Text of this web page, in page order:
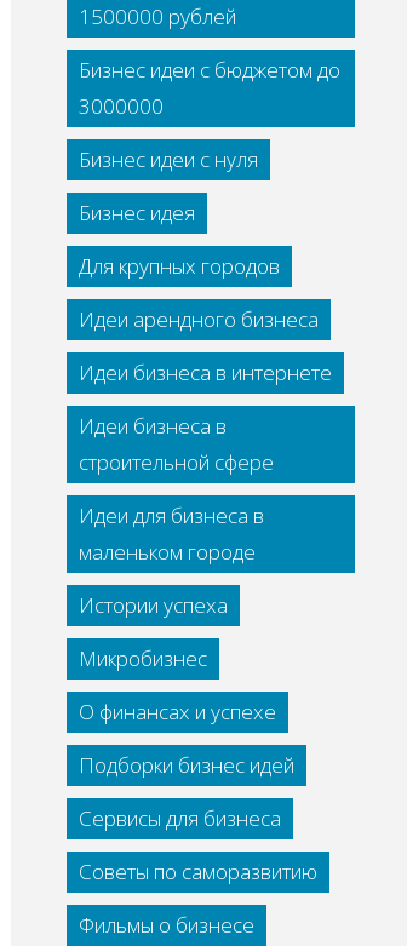
1500000 рублей
Бизнес идеи с бюджетом до
3000000
Бизнес идеи с нуля
Бизнес идея
Для крупных городов
Идеи арендного бизнеса
Идеи бизнеса в интернете
Идеи бизнеса в
строительной сфере
Идеи для бизнеса в
маленьком городе
Истории успеха
Микробизнес
О финансах и успехе
Подборки бизнес идей
Сервисы для бизнеса
Советы по саморазвитию
Фильмы о бизнесе